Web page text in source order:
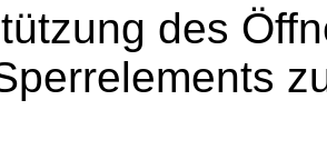
des